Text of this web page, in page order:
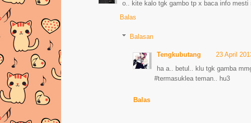
o.. kite kalo tgk gambo tp x baca info
Balas
Balasan
Tengkubutang
23 April
ha a.. betul.. klu tgk gamba
#termasuklea teman.. hu3
Balas